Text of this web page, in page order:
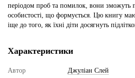
періодом проб та помилок, вони зможуть
особистості, що формується. Цю книгу
іще до того, як їхні діти досягнуть
Характеристики
Автор
Джуліан Слей